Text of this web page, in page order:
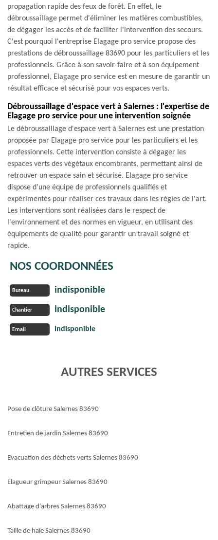
propagation rapide des feux de forêt. En effet, le
débroussaillage permet d'éliminer les matières combustibles,
de dégager les accès et de faciliter l'intervention des secours.
C'est pourquoi l'entreprise Elagage pro service propose des
prestations de débroussaillage 83690 pour les particuliers et les
professionnels. Grâce à son savoir-faire et à son équipement
professionnel, Elagage pro service est en mesure de garantir un
résultat efficace et sécurisé pour vos espaces verts.
Débroussaillage d'espace vert à Salernes : l'expertise de
Elagage pro service pour une intervention soignée
Le débroussaillage d'espace vert à Salernes est une prestation
proposée par Elagage pro service pour les particuliers et les
professionnels. Cette intervention consiste à dégager les
espaces verts des végétaux encombrants, permettant ainsi de
retrouver un espace sain et sécurisé. Elagage pro service
dispose d'une équipe de professionnels qualifiés et
expérimentés pour réaliser ces travaux dans les règles de l'art.
Les interventions sont réalisées dans le respect de
l'environnement et des normes en vigueur, en utilisant des
équipements de qualité pour garantir un travail soigné et
rapide.
NOS COORDONNÉES
Bureau indisponible
Chantier indisponible
Email indisponible
AUTRES SERVICES
Pose de clôture Salernes 83690
Entretien de jardin Salernes 83690
Evacuation des déchets verts Salernes 83690
Elagueur grimpeur Salernes 83690
Abattage d'arbres Salernes 83690
Taille de haie Salernes 83690